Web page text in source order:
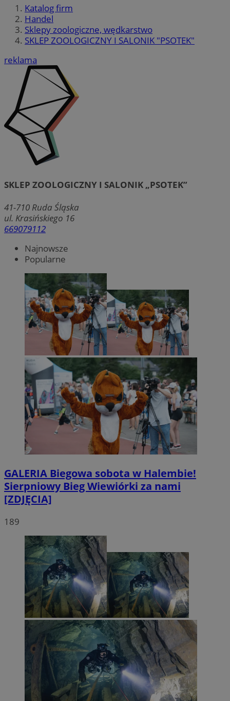
Katalog firm
Handel
Sklepy zoologiczne, wędkarstwo
SKLEP ZOOLOGICZNY I SALONIK "PSOTEK"
reklama
SKLEP ZOOLOGICZNY I SALONIK „PSOTEK”
41-710 Ruda Śląska
ul. Krasińskiego 16
669079112
Najnowsze
Popularne
GALERIA Biegowa sobota w Halembie!
Sierpniowy Bieg Wiewiórki za nami
[ZDJĘCIA]
189